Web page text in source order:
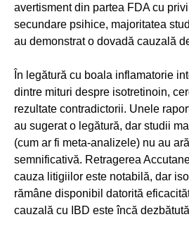
avertisment din partea FDA cu
secundare psihice, majoritatea
au demonstrat o dovadă cauzală
În legătură cu boala inflamatorie
dintre mituri despre isotretinoin,
rezultate contradictorii. Unele
au sugerat o legătură, dar studii
(cum ar fi meta-analizele) nu au
semnificativă. Retragerea
cauza litigiilor este notabilă, dar
rămâne disponibil datorită
cauzală cu IBD este încă